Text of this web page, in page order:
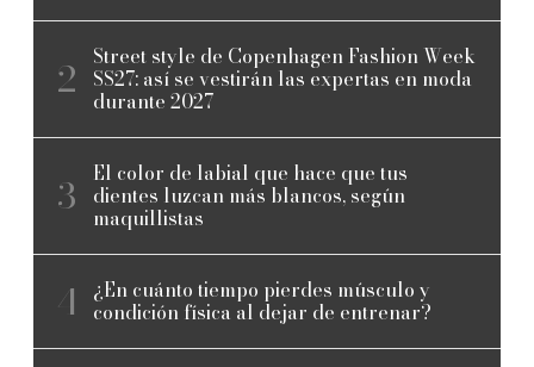
Street style de Copenhagen Fashion Week
SS27: así se vestirán las expertas en moda
durante 2027
El color de labial que hace que tus
dientes luzcan más blancos, según
maquillistas
¿En cuánto tiempo pierdes músculo y
condición física al dejar de entrenar?